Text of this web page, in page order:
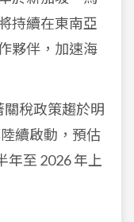
持續在東南亞
夥伴，加速海
稅政策趨於明
續啟動，預估
年至 2026 年上